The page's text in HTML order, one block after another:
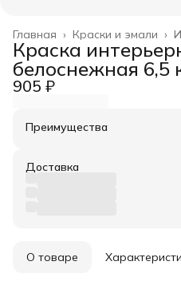
Краски и эмали ›
Главная ›
Краска
белоснежная 6,5
905 ₽
Преимущества
Оплата частями в Сплит
Удобный возврат
Доставка
О товаре